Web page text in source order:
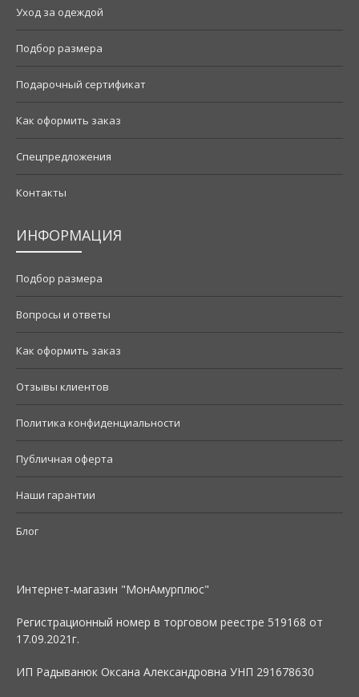
Уход за одеждой
Подбор размера
Подарочный сертификат
Как оформить заказ
Спецпредложения
Контакты
ИНФОРМАЦИЯ
Подбор размера
Вопросы и ответы
Как оформить заказ
Отзывы клиентов
Политика конфиденциальности
Публичная оферта
Наши гарантии
Блог
Интернет-магазин "МонАмурплюс"
Регистрационный номер в торговом реестре 519168 от
17.09.2021г.
ИП Радыванюк Оксана Александровна УНП 291678630